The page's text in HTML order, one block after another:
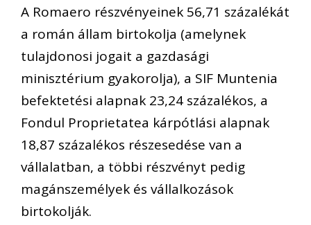
A Romaero részvényeinek 56,71 százalékát
a román állam birtokolja (amelynek
tulajdonosi jogait a gazdasági
minisztérium gyakorolja), a SIF Muntenia
befektetési alapnak 23,24 százalékos, a
Fondul Proprietatea kárpótlási alapnak
18,87 százalékos részesedése van a
vállalatban, a többi részvényt pedig
magánszemélyek és vállalkozások
birtokolják.